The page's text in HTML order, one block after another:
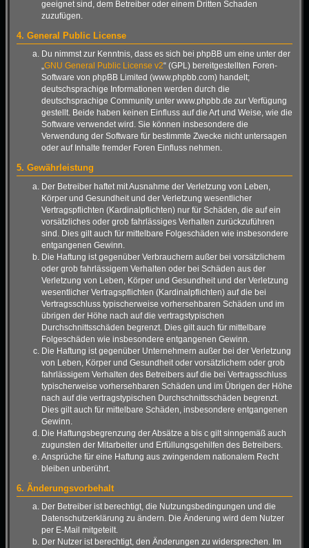
geeignet sind, dem Betreiber oder einem Dritten Schaden
zuzufügen.
4. General Public License
Du nimmst zur Kenntnis, dass es sich bei phpBB um eine unter der
„GNU General Public License v2“ (GPL) bereitgestellten Foren-
Software von phpBB Limited (www.phpbb.com) handelt;
deutschsprachige Informationen werden durch die
deutschsprachige Community unter www.phpbb.de zur Verfügung
gestellt. Beide haben keinen Einfluss auf die Art und Weise, wie die
Software verwendet wird. Sie können insbesondere die
Verwendung der Software für bestimmte Zwecke nicht untersagen
oder auf Inhalte fremder Foren Einfluss nehmen.
5. Gewährleistung
Der Betreiber haftet mit Ausnahme der Verletzung von Leben,
Körper und Gesundheit und der Verletzung wesentlicher
Vertragspflichten (Kardinalpflichten) nur für Schäden, die auf ein
vorsätzliches oder grob fahrlässiges Verhalten zurückzuführen
sind. Dies gilt auch für mittelbare Folgeschäden wie insbesondere
entgangenen Gewinn.
Die Haftung ist gegenüber Verbrauchern außer bei vorsätzlichem
oder grob fahrlässigem Verhalten oder bei Schäden aus der
Verletzung von Leben, Körper und Gesundheit und der Verletzung
wesentlicher Vertragspflichten (Kardinalpflichten) auf die bei
Vertragsschluss typischerweise vorhersehbaren Schäden und im
übrigen der Höhe nach auf die vertragstypischen
Durchschnittsschäden begrenzt. Dies gilt auch für mittelbare
Folgeschäden wie insbesondere entgangenen Gewinn.
Die Haftung ist gegenüber Unternehmern außer bei der Verletzung
von Leben, Körper und Gesundheit oder vorsätzlichem oder grob
fahrlässigem Verhalten des Betreibers auf die bei Vertragsschluss
typischerweise vorhersehbaren Schäden und im Übrigen der Höhe
nach auf die vertragstypischen Durchschnittsschäden begrenzt.
Dies gilt auch für mittelbare Schäden, insbesondere entgangenen
Gewinn.
Die Haftungsbegrenzung der Absätze a bis c gilt sinngemäß auch
zugunsten der Mitarbeiter und Erfüllungsgehilfen des Betreibers.
Ansprüche für eine Haftung aus zwingendem nationalem Recht
bleiben unberührt.
6. Änderungsvorbehalt
Der Betreiber ist berechtigt, die Nutzungsbedingungen und die
Datenschutzerklärung zu ändern. Die Änderung wird dem Nutzer
per E-Mail mitgeteilt.
Der Nutzer ist berechtigt, den Änderungen zu widersprechen. Im